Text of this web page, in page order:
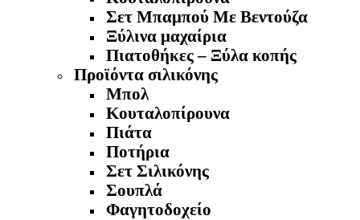
Σετ Μπαμπού Με Βεντούζα
Ξύλινα μαχαίρια
Πιατοθήκες – Ξύλα κοπής
Προϊόντα σιλικόνης
Μπολ
Κουταλοπίρουνα
Πιάτα
Ποτήρια
Σετ Σιλικόνης
Σουπλά
Φαγητοδοχείο